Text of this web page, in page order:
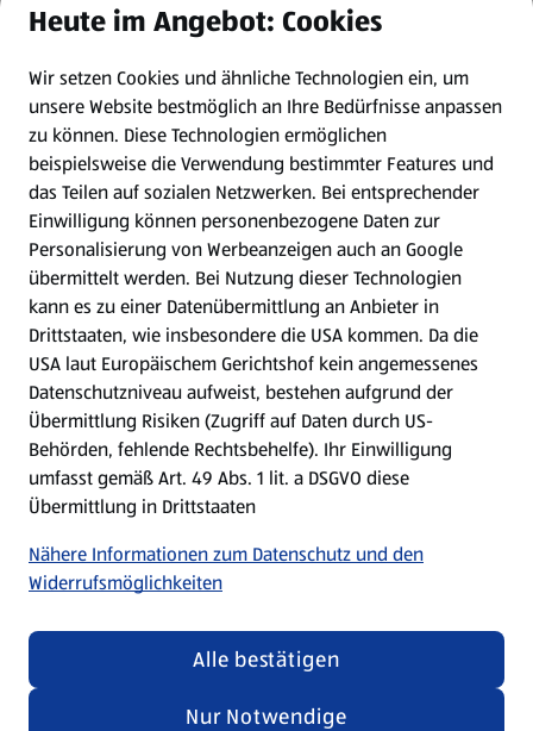
Newsletter
WhatsApp
Gewinnspiele
Mein HOFER. Meine Einkäufe.
Meine Meinung. Mein HOFER.
Gutscheingroßbestellung
(öffnet in einem neuen Tab)
Folge uns hier:
Jetzt die HOFER App downloaden
Datenschutz- und RichtlinienmenüSecurity Policy
(öffnet in einem neuen Tab)
Heute im Angebot: Cookies
Wir setzen Cookies und ähnliche Technologien ein, um
unsere Website bestmöglich an Ihre Bedürfnisse anpassen
zu können. Diese Technologien ermöglichen
beispielsweise die Verwendung bestimmter Features und
das Teilen auf sozialen Netzwerken. Bei entsprechender
Einwilligung können personenbezogene Daten zur
Personalisierung von Werbeanzeigen auch an Google
übermittelt werden. Bei Nutzung dieser Technologien
kann es zu einer Datenübermittlung an Anbieter in
Drittstaaten, wie insbesondere die USA kommen. Da die
USA laut Europäischem Gerichtshof kein angemessenes
Datenschutzniveau aufweist, bestehen aufgrund der
Übermittlung Risiken (Zugriff auf Daten durch US-
Behörden, fehlende Rechtsbehelfe). Ihr Einwilligung
umfasst gemäß Art. 49 Abs. 1 lit. a DSGVO diese
Übermittlung in Drittstaaten
Nähere Informationen zum Datenschutz und den
Widerrufsmöglichkeiten
Nur Notwendige
Alle bestätigen